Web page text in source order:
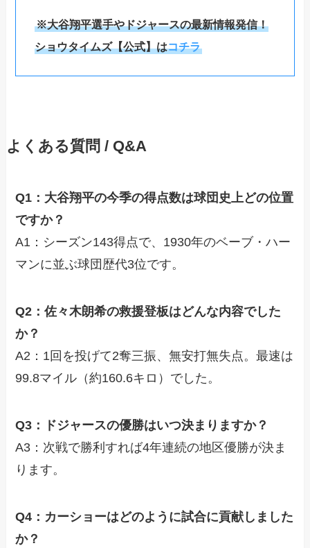
※大谷翔平選手やドジャースの最新情報発信！
ショウタイムズ【公式】はコチラ
よくある質問 / Q&A
Q1：大谷翔平の今季の得点数は球団史上どの位置
ですか？
A1：シーズン143得点で、1930年のベーブ・ハー
マンに並ぶ球団歴代3位です。
Q2：佐々木朗希の救援登板はどんな内容でした
か？
A2：1回を投げて2奪三振、無安打無失点。最速は
99.8マイル（約160.6キロ）でした。
Q3：ドジャースの優勝はいつ決まりますか？
A3：次戦で勝利すれば4年連続の地区優勝が決ま
ります。
Q4：カーショーはどのように試合に貢献しました
か？